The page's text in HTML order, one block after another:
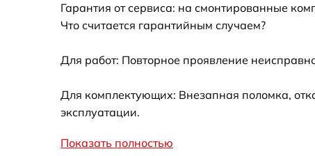
Гарантия от сервиса: на смонтированные
Что считается гарантийным случаем?
Для работ: Повторное проявление
Для комплектующих: Внезапная поломка,
эксплуатации.
Показать полностью